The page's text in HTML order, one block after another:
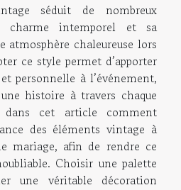
séduit de nombreux
charme intemporel et sa
atmosphère chaleureuse lors
ce style permet d’apporter
personnelle à l’événement,
histoire à travers chaque
dans cet article comment
des éléments vintage à
mariage, afin de rendre ce
Choisir une palette
une véritable décoration